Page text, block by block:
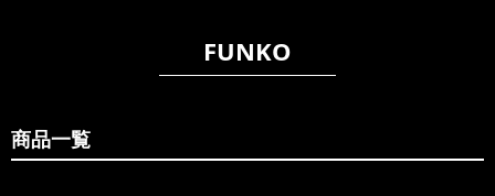
FUNKO
商品一覧